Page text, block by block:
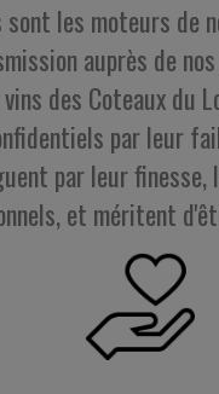
sont les moteurs de
auprès de
des Coteaux du
par leur
par leur finesse,
et méritent